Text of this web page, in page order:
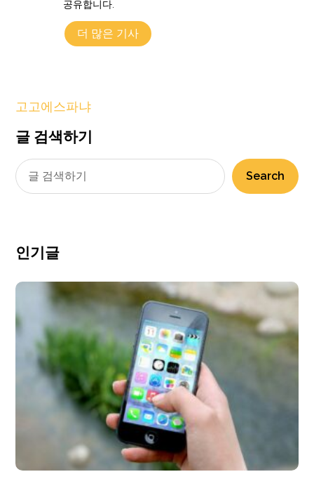
공유합니다.
더 많은 기사
고고에스파냐
글 검색하기
Search
인기글